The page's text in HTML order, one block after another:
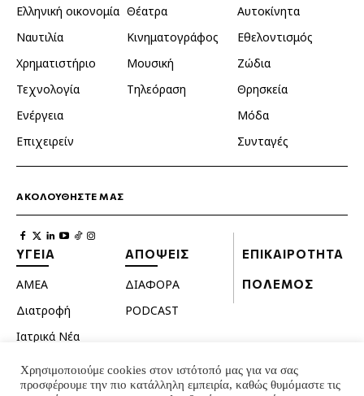
Ελληνική οικονομία
Ναυτιλία
Χρηματιστήριο
Τεχνολογία
Ενέργεια
Επιχειρείν
Θέατρα
Κινηματογράφος
Μουσική
Τηλεόραση
Αυτοκίνητα
Εθελοντισμός
Ζώδια
Θρησκεία
Μόδα
Συνταγές
ΑΚΟΛΟΥΘΗΣΤΕ ΜΑΣ
ΥΓΕΙΑ
ΑΜΕΑ
Διατροφή
Ιατρικά Νέα
Κατοικίδια
Ομορφιά
ΑΠΟΨΕΙΣ
ΔΙΑΦΟΡΑ
PODCAST
ΕΠΙΚΑΙΡΟΤΗΤΑ
ΠΟΛΕΜΟΣ
Χρησιμοποιούμε cookies στον ιστότοπό μας για να σας
προσφέρουμε την πιο κατάλληλη εμπειρία, καθώς θυμόμαστε τις